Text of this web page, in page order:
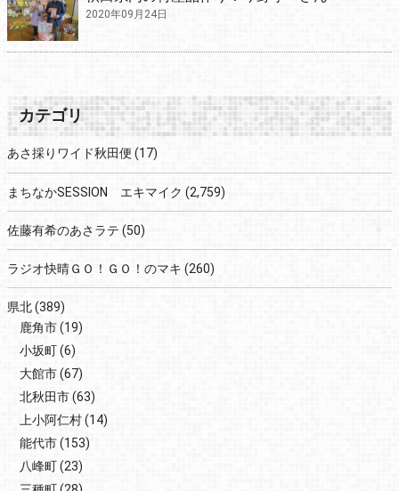
2020年09月24日
カテゴリ
あさ採りワイド秋田便 (17)
まちなかSESSION エキマイク (2,759)
佐藤有希のあさラテ (50)
ラジオ快晴ＧＯ！ＧＯ！のマキ (260)
県北(389)
鹿角市(19)
小坂町(6)
大館市(67)
北秋田市(63)
上小阿仁村(14)
能代市(153)
八峰町(23)